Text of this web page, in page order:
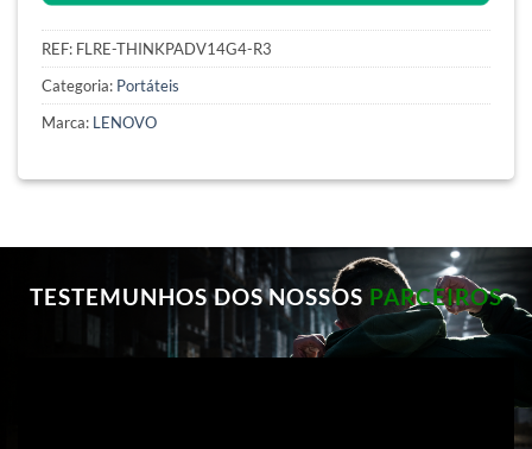
REF: FLRE-THINKPADV14G4-R3
Categoria: Portáteis
Marca: LENOVO
TESTEMUNHOS DOS NOSSOS PARCEIROS